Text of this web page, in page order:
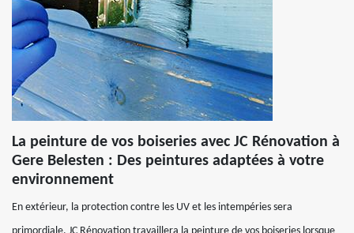
La peinture de vos boiseries avec JC Rénovation à
Gere Belesten : Des peintures adaptées à votre
environnement
En extérieur, la protection contre les UV et les intempéries sera